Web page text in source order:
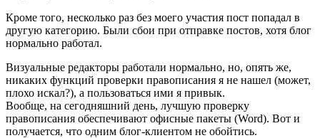
Кроме того, несколько раз без моего участия пост попадал в
другую категорию. Были сбои при отправке постов, хотя блог
нормально работал.
Визуальные редакторы работали нормально, но, опять же,
никаких функций проверки правописания я не нашел (может,
плохо искал?), а пользоваться ими я привык.
Вообще, на сегодняшний день, лучшую проверку
правописания обеспечивают офисные пакеты (Word). Вот и
получается, что одним блог-клиентом не обойтись.